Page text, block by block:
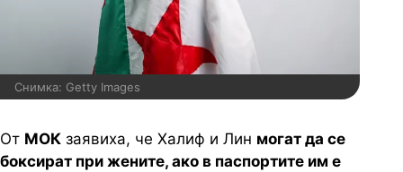
Снимка: Getty Images
От МОК заявиха, че Халиф и Лин могат да се
боксират при жените, ако в паспортите им е